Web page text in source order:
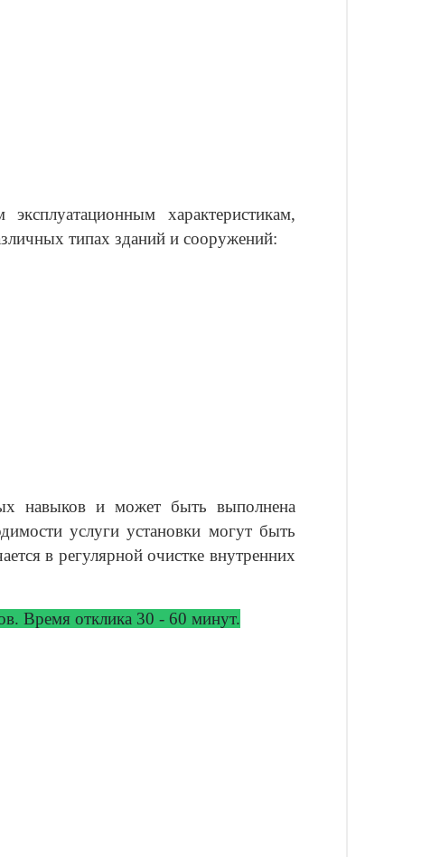
характеристикам,
типах зданий и сооружений:
навыков и может быть выполнена
услуги установки могут быть
в регулярной очистке внутренних
Время отклика 30 - 60 минут.